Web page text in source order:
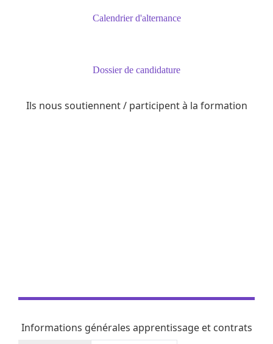
Calendrier d'alternance
Dossier de candidature
Ils nous soutiennent / participent à la formation
Informations générales apprentissage et contrats